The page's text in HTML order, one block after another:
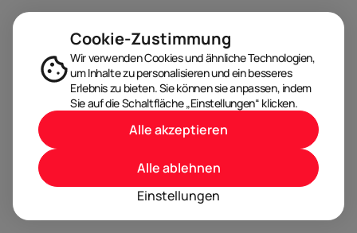
Cookie-Zustimmung
Wir verwenden Cookies und ähnliche Technologien,
um Inhalte zu personalisieren und ein besseres
Erlebnis zu bieten. Sie können sie anpassen, indem
Sie auf die Schaltfläche „Einstellungen“ klicken.
Einstellungen
Alle ablehnen
Alle akzeptieren